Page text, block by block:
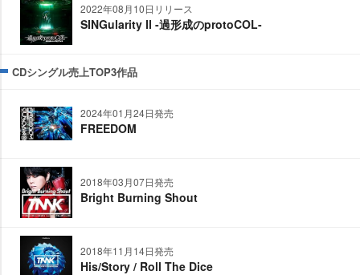
2022年08月10日リリース
SINGularity Ⅱ -過形成のprotoCOL-
CDシングル売上TOP3作品
2024年01月24日発売
FREEDOM
2018年03月07日発売
Bright Burning Shout
2018年11月14日発売
His/Story / Roll The Dice